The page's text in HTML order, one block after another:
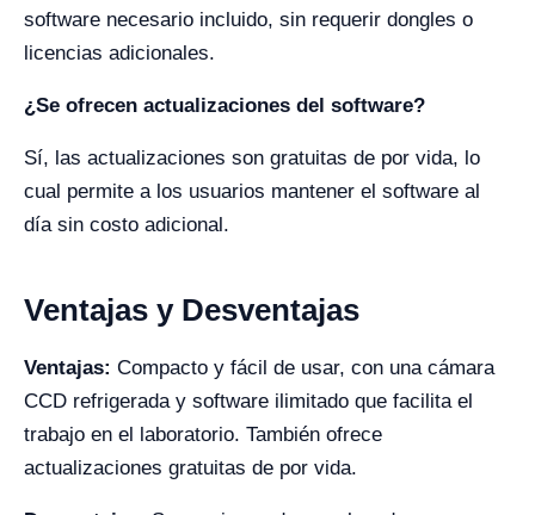
software necesario incluido, sin requerir dongles o
licencias adicionales.
¿Se ofrecen actualizaciones del software?
Sí, las actualizaciones son gratuitas de por vida, lo
cual permite a los usuarios mantener el software al
día sin costo adicional.
Ventajas y Desventajas
Ventajas: Compacto y fácil de usar, con una cámara
CCD refrigerada y software ilimitado que facilita el
trabajo en el laboratorio. También ofrece
actualizaciones gratuitas de por vida.